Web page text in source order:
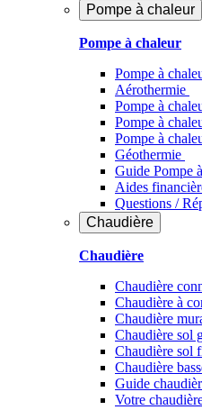
Pompe à chaleur
Pompe à chaleur
Pompe à
Aérothermie
Pompe à
Pompe à
Pompe à
Géothermie
Guide Pompe
Aides
Questions /
Chaudière
Chaudière
Chaudière
Chaudière à
Chaudière
Chaudière sol
Chaudière sol
Chaudière
Guide
Votre